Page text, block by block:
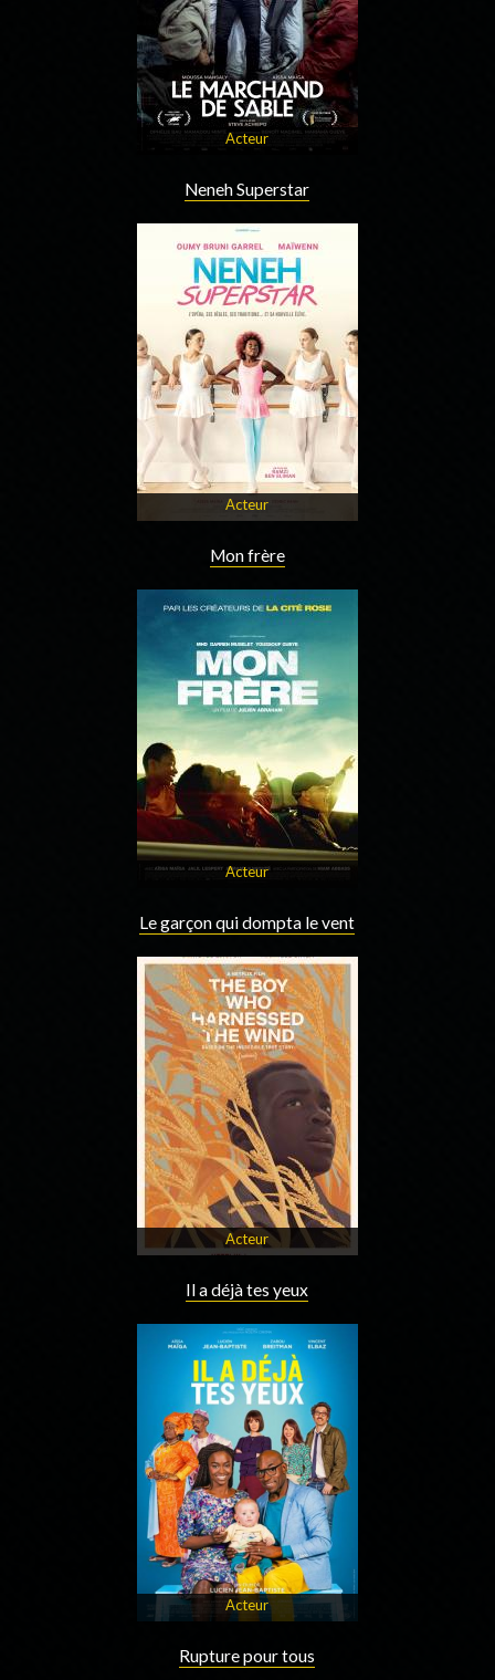
Acteur
Neneh Superstar
Acteur
Mon frère
Acteur
Le garçon qui dompta le vent
Acteur
Il a déjà tes yeux
Acteur
Rupture pour tous